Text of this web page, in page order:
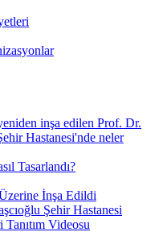
inşa edilen Prof. Dr.
Hastanesi'nde neler
Tasarlandı?
İnşa Edildi
Şehir Hastanesi
Videosu